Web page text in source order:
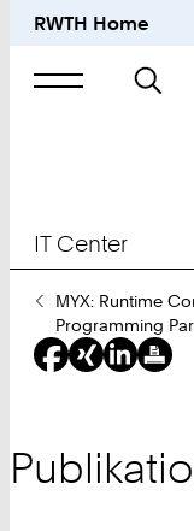
RWTH Home
Suche
nach
IT Center
Sie
sind
hier:
MYX: Runtime
Programming